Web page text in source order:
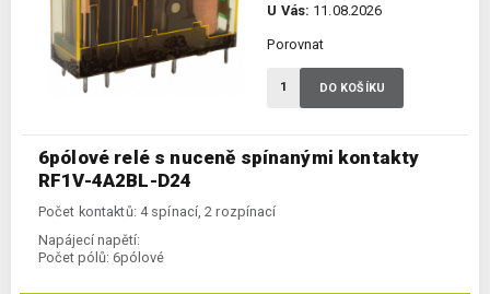
6pólové relé s nuceně spínanými kontakty
RF1V-4A2BL-D24
Počet kontaktů: 4 spínací, 2 rozpínací
Napájecí napětí:
Počet pólů: 6pólové
U Vás: 11.08.2026
Porovnat
DO KOŠÍKU